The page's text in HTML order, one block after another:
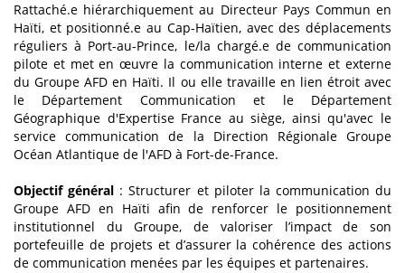
Rattaché.e hiérarchiquement au Directeur Pays Commun en
Haïti, et positionné.e au Cap-Haïtien, avec des déplacements
réguliers à Port-au-Prince, le/la chargé.e de communication
pilote et met en œuvre la communication interne et externe
du Groupe AFD en Haïti. Il ou elle travaille en lien étroit avec
le Département Communication et le Département
Géographique d'Expertise France au siège, ainsi qu'avec le
service communication de la Direction Régionale Groupe
Océan Atlantique de l'AFD à Fort-de-France.
Objectif général : Structurer et piloter la communication du
Groupe AFD en Haïti afin de renforcer le positionnement
institutionnel du Groupe, de valoriser l’impact de son
portefeuille de projets et d’assurer la cohérence des actions
de communication menées par les équipes et partenaires.